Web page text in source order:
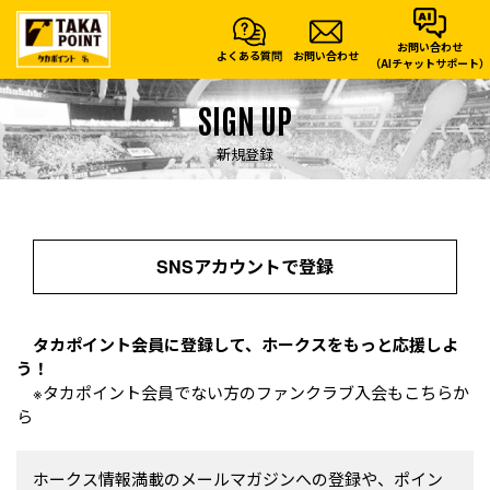
よくある質問 お問い合わせ
お問い合わせ
（AIチャットサポート）
SIGN UP
新規登録
SNSアカウントで登録
タカポイント会員に登録して、ホークスをもっと応援しよ
う！
※タカポイント会員でない方のファンクラブ入会もこちらか
ら
ホークス情報満載のメールマガジンへの登録や、ポイン